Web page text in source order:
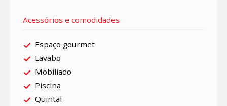
Acessórios e comodidades
Espaço gourmet
Lavabo
Mobiliado
Piscina
Quintal